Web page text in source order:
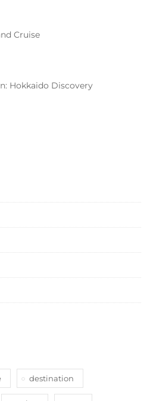
Cruise
Hokkaido Discovery
destination